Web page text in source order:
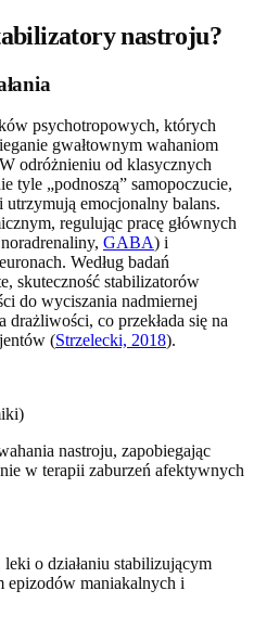
nastroju?
psychotropowych, których
gwałtownym wahaniom
odróżnieniu od klasycznych
tyle „podnoszą” samopoczucie,
utrzymują emocjonalny balans.
regulując pracę głównych
GABA) i
Według badań
skuteczność stabilizatorów
do wyciszania nadmiernej
co przekłada się na
(Strzelecki, 2018).
nastroju, zapobiegając
w terapii zaburzeń afektywnych
o działaniu stabilizującym
epizodów maniakalnych i